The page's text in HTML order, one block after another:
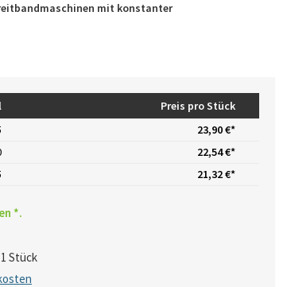
mit konstanter
Preis pro Stück
23,90 €*
22,54 €*
21,32 €*
*.
Stück